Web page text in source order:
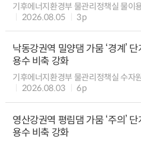
기후에너지환경부 물관리정책실 물이
2026.08.05
3p
낙동강권역 밀양댐 가뭄 ‘경계’
용수 비축 강화
기후에너지환경부 물관리정책실 수자
2026.08.03
6p
영산강권역 평림댐 가뭄 ‘주의’
용수 비축 강화